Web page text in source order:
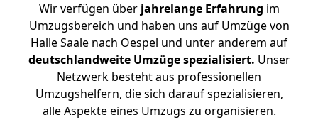
Wir verfügen überjahrelange Erfahrung im
Umzugsbereich und haben uns auf Umzüge von
Halle Saale nach Oespel und unter anderem auf
deutschlandweite Umzüge spezialisiert. Unser
Netzwerk besteht aus professionellen
Umzugshelfern, die sich darauf spezialisieren,
alle Aspekte eines Umzugs zu organisieren.